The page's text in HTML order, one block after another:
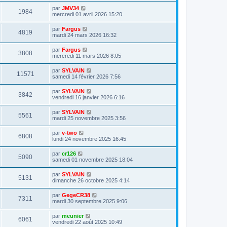
e
s
a
g
e
r
m
e
s
s
a
g
e
u
i
e
r
m
e
s
s
a
g
e
1984V
u
D
e
i
e
r
m
e
s
s
a
g
e
par JMV34
mercredi 01 avril 2026 15:20
4819
u
s
D
e
i
e
r
m
e
s
s
a
g
e
par Fargus
mardi 24 mars 2026 16:32
3808
u
D
e
i
e
r
m
e
s
s
a
g
e
par Fargus
mercredi 11 mars 2026 8:05
11571
u
D
e
i
e
r
m
e
s
s
a
g
e
par SYLVAIN
samedi 14 février 2026 7:56
3842
u
D
e
i
e
r
m
e
s
s
a
g
e
par SYLVAIN
vendredi 16 janvier 2026 6:16
5561
u
D
e
i
e
r
m
e
s
s
a
g
e
par SYLVAIN
mardi 25 novembre 2025 3:56
6808
u
D
e
i
e
r
m
e
s
s
a
g
e
par v-two
lundi 24 novembre 2025 16:45
5090V
u
D
e
i
e
r
m
e
s
s
a
g
par cr126
samedi 01 novembre 2025 18:04
5131
u
D
e
i
e
r
m
e
par SYLVAIN
dimanche 26 octobre 2025 4:14
7311
u
D
e
i
e
par GegeCR38
mardi 30 septembre 2025 9:06
6061
D
e
par meunier
vendredi 22 août 2025 10:49